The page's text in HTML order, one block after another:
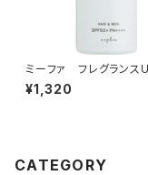
ミーファ フレグランス
レー＜クリア＞80g
¥1,320
CATEGORY